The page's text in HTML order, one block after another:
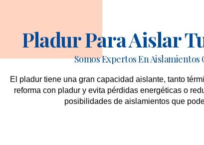
Pladur Para Aislar
Somos Expertos En Aislamientos
El pladur tiene una gran capacidad aislante, tanto
reforma con pladur y evita pérdidas energéticas o
posibilidades de aislamientos que